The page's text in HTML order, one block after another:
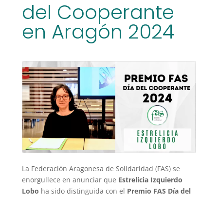
del Cooperante
en Aragón 2024
La Federación Aragonesa de Solidaridad (FAS) se
enorgullece en anunciar que Estrelicia Izquierdo
Lobo ha sido distinguida con el Premio FAS Día del